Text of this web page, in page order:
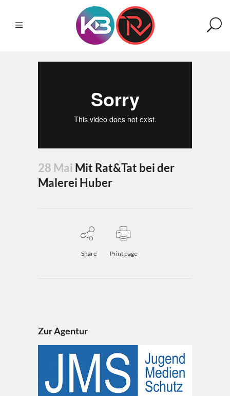
28 Mai Mit Rat&Tat bei der
Malerei Huber
Share Print page
Zur Agentur